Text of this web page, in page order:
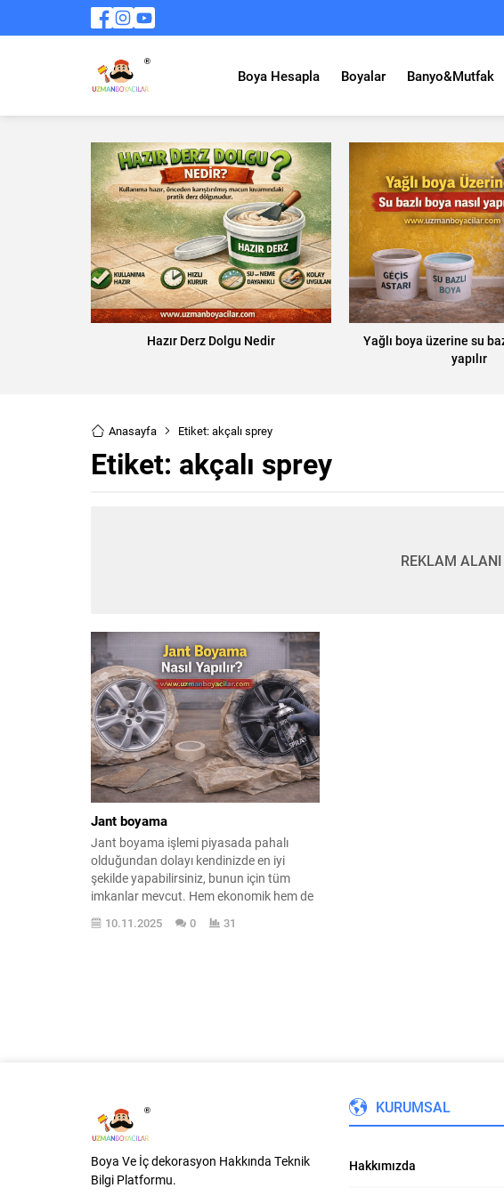
Boya Hesapla Boyalar Banyo&Mutfak
Hazır Derz Dolgu Nedir
Yağlı boya üzerine su
yapılır
Anasayfa Etiket: akçalı sprey
Etiket: akçalı sprey
REKLAM ALANI
Jant boyama
Jant boyama işlemi piyasada pahalı
olduğundan dolayı kendinizde en iyi
şekilde yapabilirsiniz, bunun için tüm
imkanlar mevcut. Hem ekonomik hem de
kendiniz yapacağınız için en iyisini
yapabilirsiniz özen göstererek. Sizlere en
10.11.2025 0 31
Boya Ve İç dekorasyon Hakkında Teknik
Bilgi Platformu.
KURUMSAL
Hakkımızda